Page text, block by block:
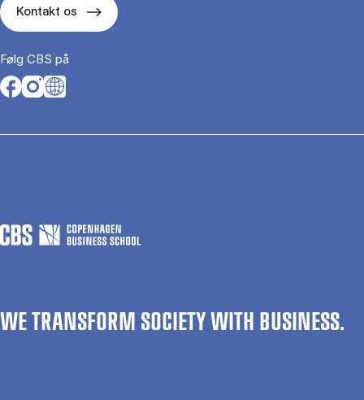
Kontakt os
Følg CBS på
Opens in a new tab
Opens in a new tab
Opens in a new tab
WE TRANSFORM SOCIETY WITH BUSINESS.